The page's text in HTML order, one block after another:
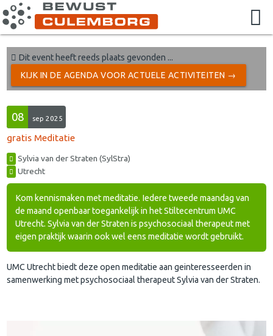
Dit event heeft reeds plaats gevonden ...
KIJK IN DE AGENDA VOOR ACTUELE ACTIVITEITEN →
08 sep 2025
gratis Meditatie
Sylvia van der Straten (SylStra)
Utrecht
Kom kennismaken met meditatie. Iedere tweede maandag van
de maand openbaar toegankelijk in het Stiltecentrum UMC
Utrecht. Sylvia van der Straten is psychosociaal therapeut met
eigen praktijk waarin ook wel eens meditatie wordt gebruikt.
UMC Utrecht biedt deze open meditatie aan geinteresseerden in
samenwerking met psychosociaal therapeut Sylvia van der Straten.